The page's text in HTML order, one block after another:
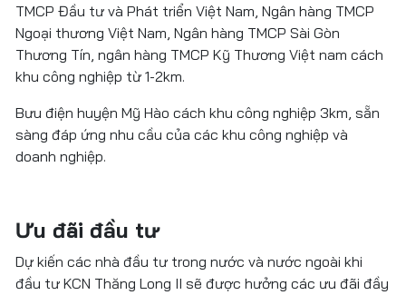
TMCP Đầu tư và Phát triển Việt Nam, Ngân hàng TMCP
Ngoại thương Việt Nam, Ngân hàng TMCP Sài Gòn
Thương Tín, ngân hàng TMCP Kỹ Thương Việt nam cách
khu công nghiệp từ 1-2km.
Bưu điện huyện Mỹ Hào cách khu công nghiệp 3km, sẵn
sàng đáp ứng nhu cầu của các khu công nghiệp và
doanh nghiệp.
Ưu đãi đầu tư
Dự kiến các nhà đầu tư trong nước và nước ngoài khi
đầu tư KCN Thăng Long II sẽ được hưởng các ưu đãi đầy